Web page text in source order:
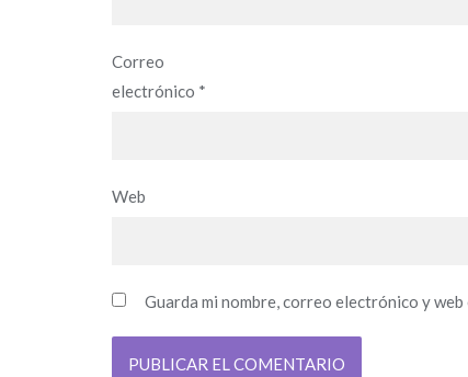
Correo
electrónico *
Web
Guarda mi nombre, correo electrónico y